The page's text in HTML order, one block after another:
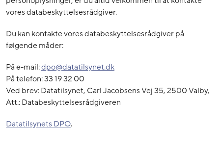
vores databeskyttelsesrådgiver.
Du kan kontakte vores databeskyttelsesrådgiver på
følgende måder:
På e-mail:dpo@datatilsynet.dk
På telefon: 33 19 32 00
Ved brev: Datatilsynet, Carl Jacobsens Vej 35, 2500 Valby,
Att.: Databeskyttelsesrådgiveren
Datatilsynets DPO.